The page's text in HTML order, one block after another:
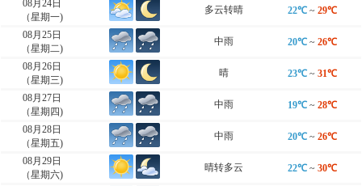
08月24日
（星期一)
多云转晴 22℃~ 29℃
08月25日
（星期二)
中雨 20℃~ 26℃
08月26日
（星期三)
晴 23℃~ 31℃
08月27日
（星期四)
中雨 19℃~ 28℃
08月28日
（星期五)
中雨 20℃~ 26℃
08月29日
（星期六)
晴转多云 22℃~ 30℃